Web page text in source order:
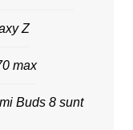
Z
max
Buds 8 sunt